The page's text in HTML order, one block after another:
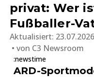
privat: Wer
Fußballer-
Aktualisiert:
von C3 Newsroom
:newstime
ARD-